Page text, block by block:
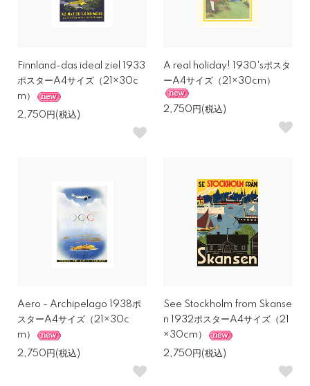
Finnland-das ideal ziel 1933
ポスターA4サイズ（21×30c
m）
2,750円(税込)
A real holiday! 1930'sポスタ
ーA4サイズ（21×30cm）
2,750円(税込)
Aero - Archipelago 1938ポ
スターA4サイズ（21×30c
m）
2,750円(税込)
See Stockholm from Skanse
n 1932ポスターA4サイズ（21
×30cm）
2,750円(税込)